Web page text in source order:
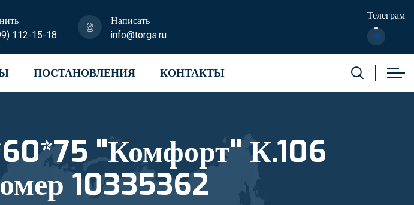
112-15-18
Написать
info@torgs.ru
Телеграм
ПОСТАНОВЛЕНИЯ КОНТАКТЫ
"Комфорт" К.106
10335362